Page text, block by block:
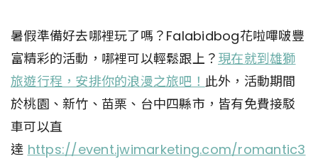
暑假準備好去哪裡玩了嗎？Falabidbog花啦嗶啵豐
富精彩的活動，哪裡可以輕鬆跟上？ 現在就到雄獅
旅遊行程，安排你的浪漫之旅吧！ 此外，活動期間
於桃園、新竹、苗栗、台中四縣市，皆有免費接駁
車可以直
達 https://event.jwimarketing.com/romantic3